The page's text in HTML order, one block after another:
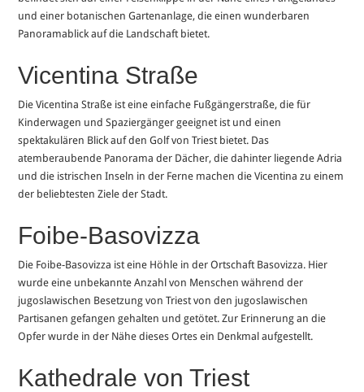
und einer botanischen Gartenanlage, die einen wunderbaren
Panoramablick auf die Landschaft bietet.
Vicentina Straße
Die Vicentina Straße ist eine einfache Fußgängerstraße, die für
Kinderwagen und Spaziergänger geeignet ist und einen
spektakulären Blick auf den Golf von Triest bietet. Das
atemberaubende Panorama der Dächer, die dahinter liegende Adria
und die istrischen Inseln in der Ferne machen die Vicentina zu einem
der beliebtesten Ziele der Stadt.
Foibe-Basovizza
Die Foibe-Basovizza ist eine Höhle in der Ortschaft Basovizza. Hier
wurde eine unbekannte Anzahl von Menschen während der
jugoslawischen Besetzung von Triest von den jugoslawischen
Partisanen gefangen gehalten und getötet. Zur Erinnerung an die
Opfer wurde in der Nähe dieses Ortes ein Denkmal aufgestellt.
Kathedrale von Triest